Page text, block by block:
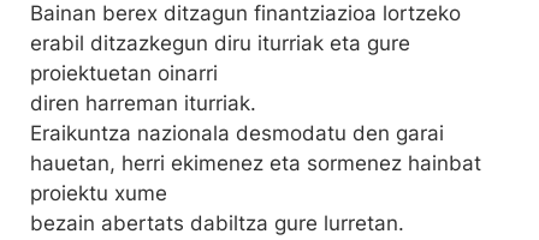
Bainan berex ditzagun finantziazioa lortzeko
erabil ditzazkegun diru iturriak eta gure
proiektuetan oinarri
diren harreman iturriak.
Eraikuntza nazionala desmodatu den garai
hauetan, herri ekimenez eta sormenez hainbat
proiektu xume
bezain abertats dabiltza gure lurretan.